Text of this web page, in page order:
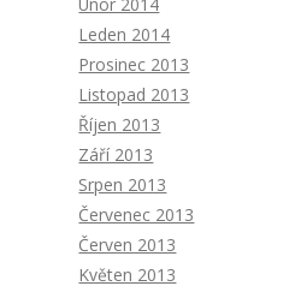
Leden 2014
Prosinec 2013
Listopad 2013
Říjen 2013
Září 2013
Srpen 2013
Červenec 2013
Červen 2013
Květen 2013